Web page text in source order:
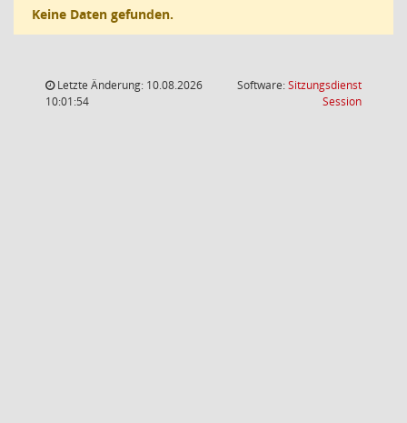
Keine Daten gefunden.
Letzte Änderung: 10.08.2026
10:01:54
Software:Sitzungsdienst
Session(Wird in